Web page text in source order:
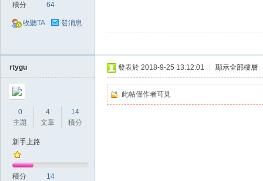
積分 64
收聽TA 發消息
rtygu
0
主題
4
文章
14
積分
新手上路
積分 14
發表於 2018-9-25 13:12:01 顯示全部樓層
此帖僅作者可見